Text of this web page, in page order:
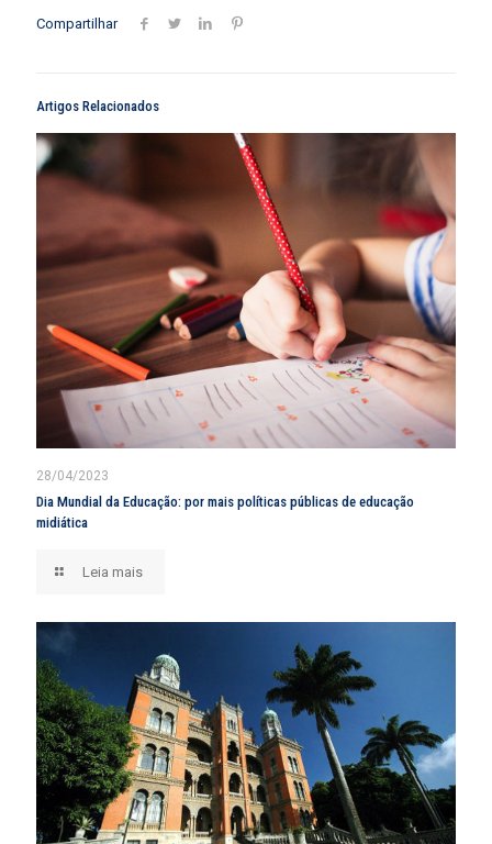
Compartilhar
Artigos Relacionados
28/04/2023
Dia Mundial da Educação: por mais políticas públicas de educação
midiática
Leia mais